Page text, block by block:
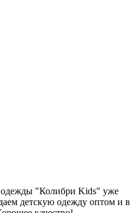
одежды "Колибри Kids" уже
детскую одежду оптом и в